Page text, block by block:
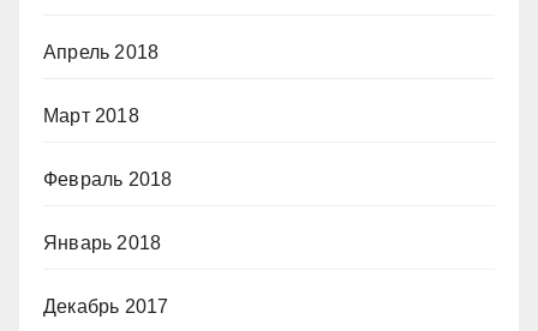
Апрель 2018
Март 2018
Февраль 2018
Январь 2018
Декабрь 2017